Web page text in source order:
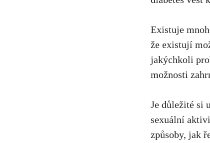
Existuje
že existují
jakýchkoli
možnosti
Je důležité si
sexuální
způsoby, jak